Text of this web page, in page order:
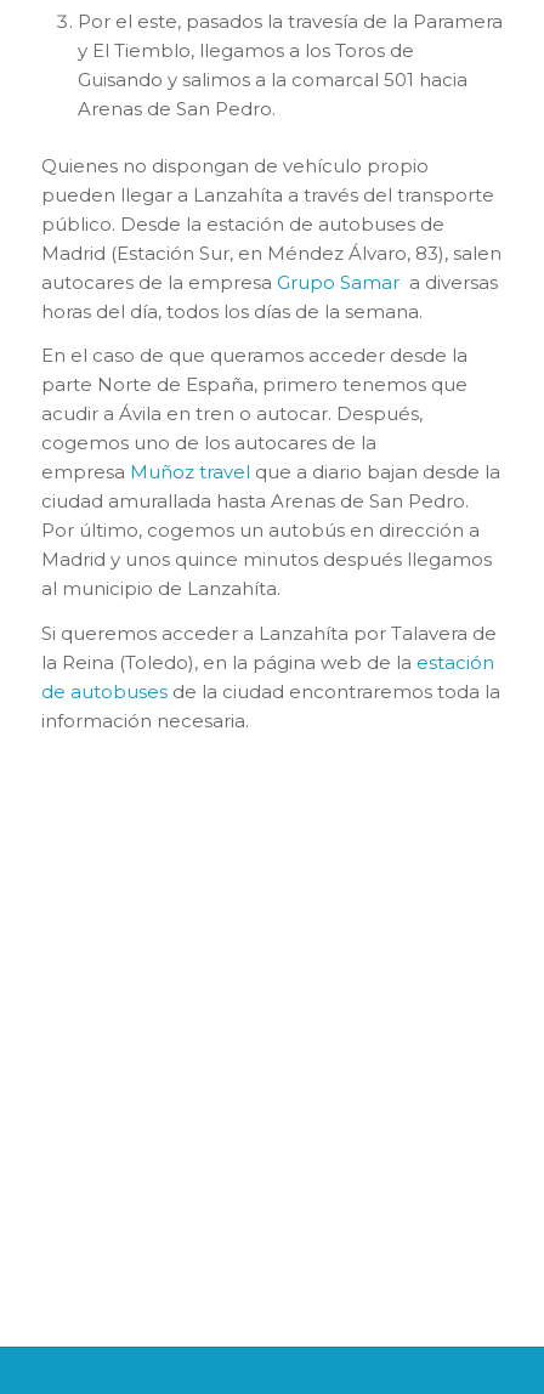
Por el este, pasados la travesía de la Paramera
y El Tiemblo, llegamos a los Toros de
Guisando y salimos a la comarcal 501 hacia
Arenas de San Pedro.
Quienes no dispongan de vehículo propio
pueden llegar a Lanzahíta a través del transporte
público. Desde la estación de autobuses de
Madrid (Estación Sur, en Méndez Álvaro, 83), salen
autocares de la empresa Grupo Samara diversas
horas del día, todos los días de la semana.
En el caso de que queramos acceder desde la
parte Norte de España, primero tenemos que
acudir a Ávila en tren o autocar. Después,
cogemos uno de los autocares de la
empresa Muñoz travel que a diario bajan desde la
ciudad amurallada hasta Arenas de San Pedro.
Por último, cogemos un autobús en dirección a
Madrid y unos quince minutos después llegamos
al municipio de Lanzahíta.
Si queremos acceder a Lanzahíta por Talavera de
la Reina (Toledo), en la página web de la estación
de autobusesde la ciudad encontraremos toda la
información necesaria.